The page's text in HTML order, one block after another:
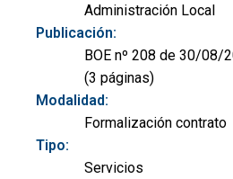
Administración Local
Publicación:
BOE nº 208 de 30/08/
(3 páginas)
Modalidad:
Formalización contrato
Tipo:
Servicios